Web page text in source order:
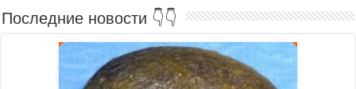
Последние новости 👇👇